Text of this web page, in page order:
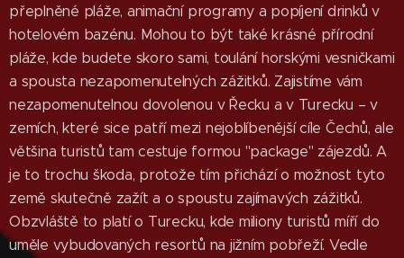
přeplněné pláže, animační programy a popíjení drinků v
hotelovém bazénu. Mohou to být také krásné přírodní
pláže, kde budete skoro sami, toulání horskými vesničkami
a spousta nezapomenutelných zážitků. Zajistíme vám
nezapomenutelnou dovolenou v Řecku a v Turecku – v
zemích, které sice patří mezi nejoblíbenější cíle Čechů, ale
většina turistů tam cestuje formou "package" zájezdů. A
je to trochu škoda, protože tím přichází o možnost tyto
země skutečně zažít a o spoustu zajímavých zážitků.
Obzvláště to platí o Turecku, kde miliony turistů míří do
uměle vybudovaných resortů na jižním pobřeží. Vedle